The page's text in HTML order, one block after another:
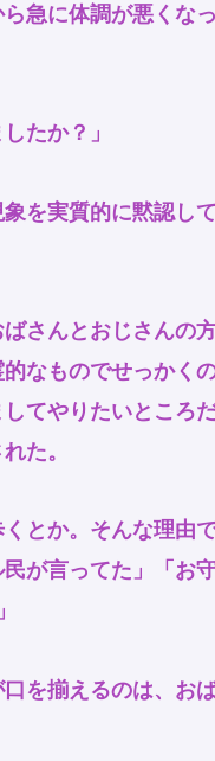
急に体調が悪くな
たか？」
を実質的に黙認し
さんとおじさんの
なものでせっかく
てやりたいところ
た。
くとか。そんな理由
が言ってた」「お
を揃えるのは、お